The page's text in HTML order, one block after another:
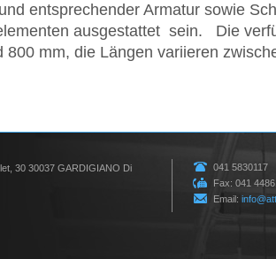
entsprechender Armatur sowie
ausgestattet sein. Die
800 mm, die Längen variieren
30 30037 GARDIGIANO Di
041 5830117
Fax: 041
Email: